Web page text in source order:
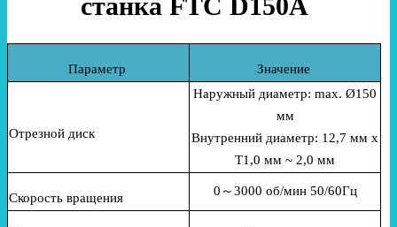
станка FTC D150A
Параметр Значение
Отрезной диск
Наружный диаметр: max. Ø150
мм
Внутренний диаметр: 12,7 мм x
T1,0 мм ~ 2,0 мм
Скорость вращения 0～3000 об/мин 50/60Гц